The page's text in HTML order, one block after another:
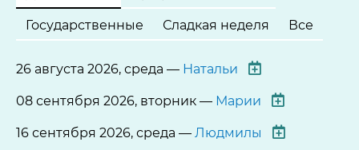
Государственные Сладкая неделя Все
26 августа 2026, среда — Натальи
08 сентября 2026, вторник — Марии
16 сентября 2026, среда — Людмилы